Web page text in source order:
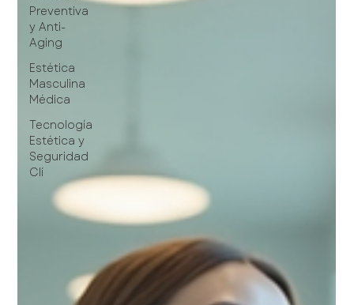
Preventiva
y Anti-
Aging
Estética
Masculina
Médica
Tecnología
Estética y
Seguridad
Clí